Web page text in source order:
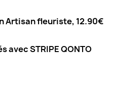
Artisan fleuriste, 12.90€
avec STRIPE QONTO